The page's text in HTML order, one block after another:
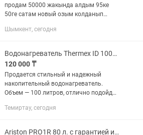
продам 50000 жакында алдым 95ке
50ге сатам новый озым колданып
Батарея жумыс жасайды Центральный
Шымкент, сегодня
Водонагреватель Thermex ID 100V Shadow 100 литров, черный
120 000 ₸
Продается стильный и надежный
накопительный водонагреватель.
Объем — 100 литров, отлично подойдет
корпус, сенсорное управление и
Темиртау, сегодня
Ariston PRO1R 80 л. с гарантией и доставкой